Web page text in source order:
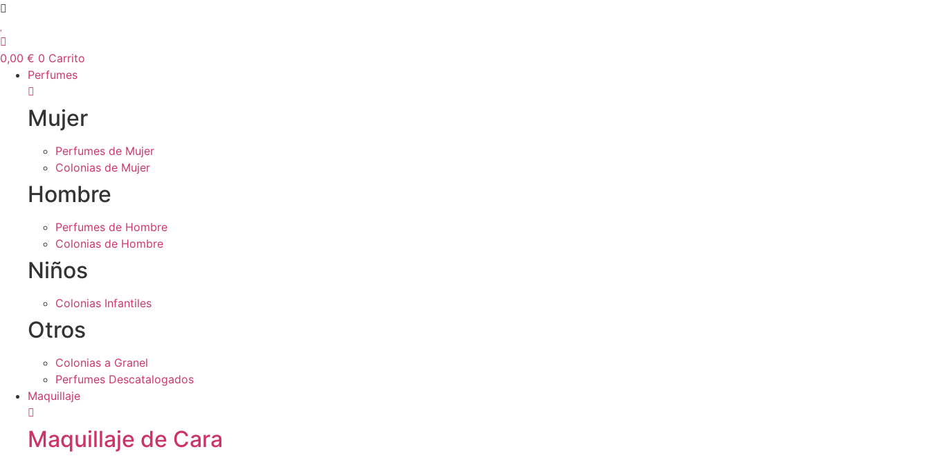
0,00 € 0 Carrito
Perfumes
Mujer
Perfumes de Mujer
Colonias de Mujer
Hombre
Perfumes de Hombre
Colonias de Hombre
Niños
Colonias Infantiles
Otros
Colonias a Granel
Perfumes Descatalogados
Maquillaje
Maquillaje de Cara